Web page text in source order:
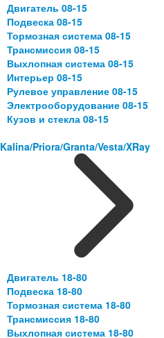
Двигатель 08-15
Подвеска 08-15
Тормозная система 08-15
Трансмиссия 08-15
Выхлопная система 08-15
Интерьер 08-15
Рулевое управление 08-15
Электрооборудование 08-15
Кузов и стекла 08-15
Kalina/Priora/Granta/Vesta/XRay
Двигатель 18-80
Подвеска 18-80
Тормозная система 18-80
Трансмиссия 18-80
Выхлопная система 18-80